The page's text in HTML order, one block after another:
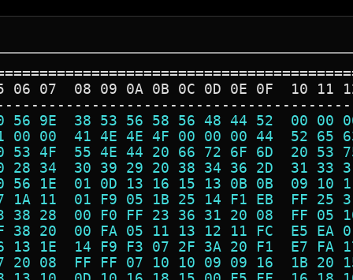
06 07  08 09 0A 0B 0C 0D 0E 0F  10 11
56 9E  38 53 56 58 56 48 44 52  00
00 00  41 4E 4E 4F 00 00 00 44  52
53 4F  55 4E 44 20 66 72 6F 6D  20
28 34  30 39 29 20 38 34 36 2D  31
56 1E  01 0D 13 16 15 13 0B 0B  09
1A 11  01 F9 05 1B 25 14 F1 EB  FF
38 28  00 F0 FF 23 36 31 20 08  FF
38 20  00 FA 05 11 13 12 11 FC  E5
13 1E  14 F9 F3 07 2F 3A 20 F1  E7
20 08  FF FF 07 10 10 09 09 16  1B